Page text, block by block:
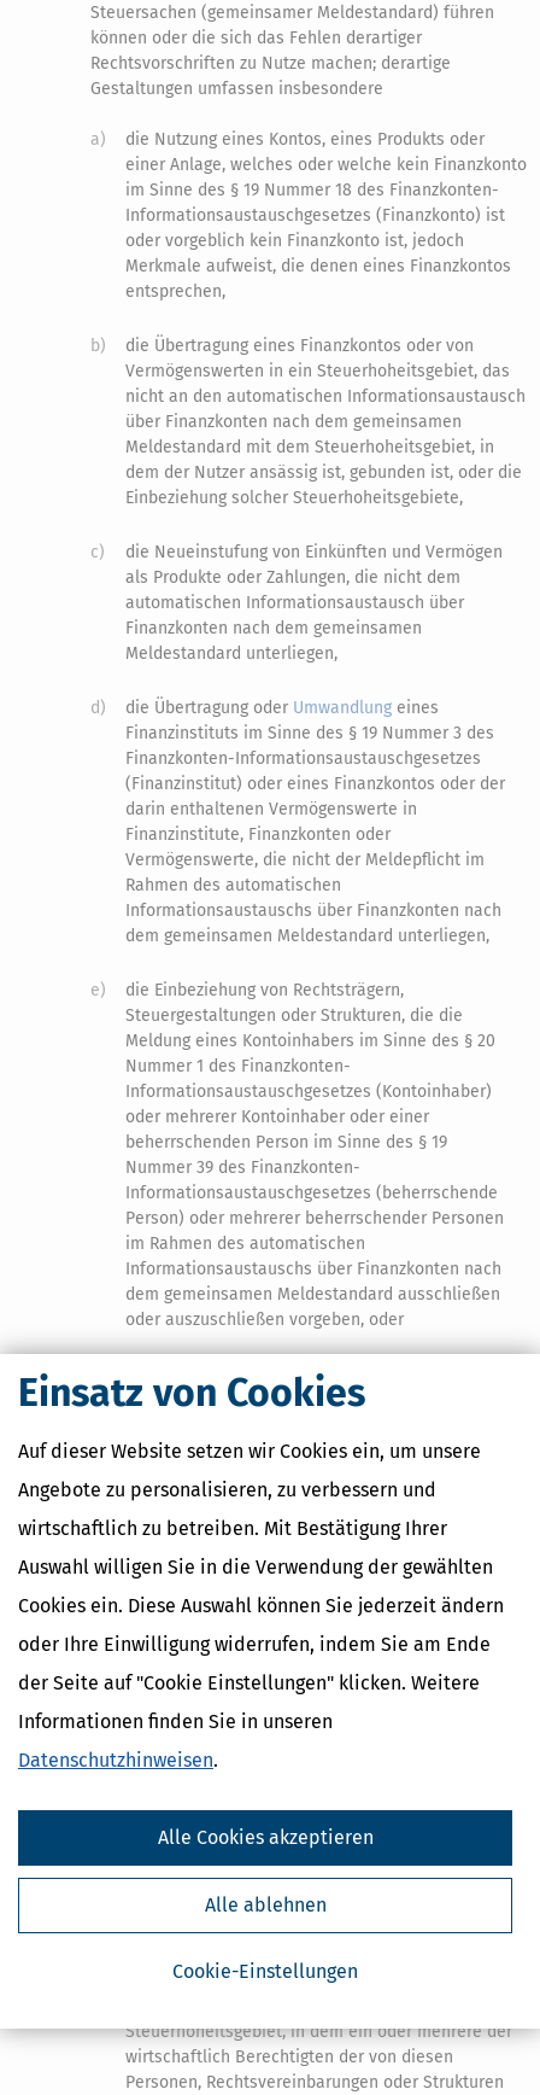
Einsatz von Cookies
Auf dieser Website setzen wir Cookies ein, um unsere
Angebote zu personalisieren, zu verbessern und
wirtschaftlich zu betreiben. Mit Bestätigung Ihrer
Auswahl willigen Sie in die Verwendung der gewählten
Cookies ein. Diese Auswahl können Sie jederzeit ändern
oder Ihre Einwilligung widerrufen, indem Sie am Ende
der Seite auf "Cookie Einstellungen" klicken. Weitere
Informationen finden Sie in unseren
Datenschutzhinweisen.
Cookie-Einstellungen
Alle ablehnen
Alle Cookies akzeptieren
Steuersachen (gemeinsamer Meldestandard) führen
können oder die sich das Fehlen derartiger
Rechtsvorschriften zu Nutze machen; derartige
Gestaltungen umfassen insbesondere
a)
die Nutzung eines Kontos, eines Produkts oder
einer Anlage, welches oder welche kein Finanzkonto
im Sinne des § 19 Nummer 18 des Finanzkonten-
Informationsaustauschgesetzes (Finanzkonto) ist
oder vorgeblich kein Finanzkonto ist, jedoch
Merkmale aufweist, die denen eines Finanzkontos
entsprechen,
b)
die Übertragung eines Finanzkontos oder von
Vermögenswerten in ein Steuerhoheitsgebiet, das
nicht an den automatischen Informationsaustausch
über Finanzkonten nach dem gemeinsamen
Meldestandard mit dem Steuerhoheitsgebiet, in
dem der Nutzer ansässig ist, gebunden ist, oder die
Einbeziehung solcher Steuerhoheitsgebiete,
c)
die Neueinstufung von Einkünften und Vermögen
als Produkte oder Zahlungen, die nicht dem
automatischen Informationsaustausch über
Finanzkonten nach dem gemeinsamen
Meldestandard unterliegen,
d) die Übertragung oder Umwandlung eines
Finanzinstituts im Sinne des § 19 Nummer 3 des
Finanzkonten-Informationsaustauschgesetzes
(Finanzinstitut) oder eines Finanzkontos oder der
darin enthaltenen Vermögenswerte in
Finanzinstitute, Finanzkonten oder
Vermögenswerte, die nicht der Meldepflicht im
Rahmen des automatischen
Informationsaustauschs über Finanzkonten nach
dem gemeinsamen Meldestandard unterliegen,
e)
die Einbeziehung von Rechtsträgern,
Steuergestaltungen oder Strukturen, die die
Meldung eines Kontoinhabers im Sinne des § 20
Nummer 1 des Finanzkonten-
Informationsaustauschgesetzes (Kontoinhaber)
oder mehrerer Kontoinhaber oder einer
beherrschenden Person im Sinne des § 19
Nummer 39 des Finanzkonten-
Informationsaustauschgesetzes (beherrschende
Person) oder mehrerer beherrschender Personen
im Rahmen des automatischen
Informationsaustauschs über Finanzkonten nach
dem gemeinsamen Meldestandard ausschließen
oder auszuschließen vorgeben, oder
die Aushöhlung von Verfahren zur Erfüllung der
Sorgfaltspflichten, die Finanzinstitute zur Erfüllung
Finanzkonten nach dem gemeinsamen
Schwächen in diesen Verfahren, einschließlich der
Einbeziehung von Staaten oder Territorien mit
Durchsetzung von Vorschriften gegen Geldwäsche
oder mit schwachen Transparenzanforderungen für
Gestaltungen mit rechtlichen Eigentümern oder
wirtschaftlich Berechtigten unter Einbeziehung von
Personen, Rechtsvereinbarungen oder Strukturen,
ausüben, die mit angemessener Ausstattung,
angemessenen personellen Ressourcen,
angemessenen Vermögenswerten und
angemessenen Räumlichkeiten einhergeht, und
ansässig oder niedergelassen sind oder verwaltet
Steuerhoheitsgebiet, in dem ein oder mehrere der
wirtschaftlich Berechtigten der von diesen
Personen, Rechtsvereinbarungen oder Strukturen